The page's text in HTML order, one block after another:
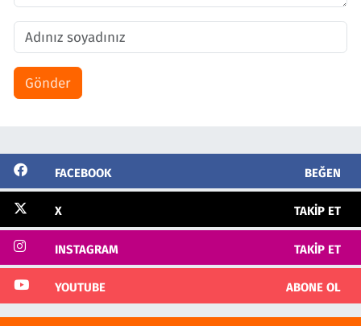
Gönder
FACEBOOK BEĞEN
X TAKIP ET
INSTAGRAM TAKIP ET
YOUTUBE ABONE OL